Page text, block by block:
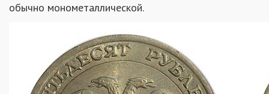
обычно монометаллической.